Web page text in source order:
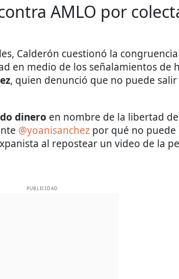
AMLO por
Calderón cuestionó la
en medio de los señalamientos de
, quien denunció que no puede salir
dinero en nombre de la libertad
@yoanisanchez por qué no puede
al repostear un video de la
PUBLICIDAD